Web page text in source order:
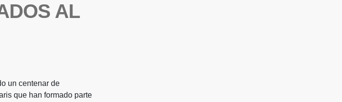
AL
un centenar de
que han formado parte